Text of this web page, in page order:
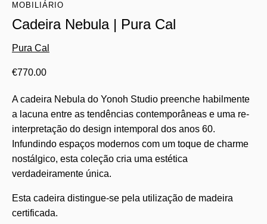
MOBILIÁRIO
Cadeira Nebula | Pura Cal
Pura Cal
€770.00
A cadeira Nebula do Yonoh Studio preenche habilmente
a lacuna entre as tendências contemporâneas e uma re-
interpretação do design intemporal dos anos 60.
Infundindo espaços modernos com um toque de charme
nostálgico, esta coleção cria uma estética
verdadeiramente única.
Esta cadeira distingue-se pela utilização de madeira
certificada.